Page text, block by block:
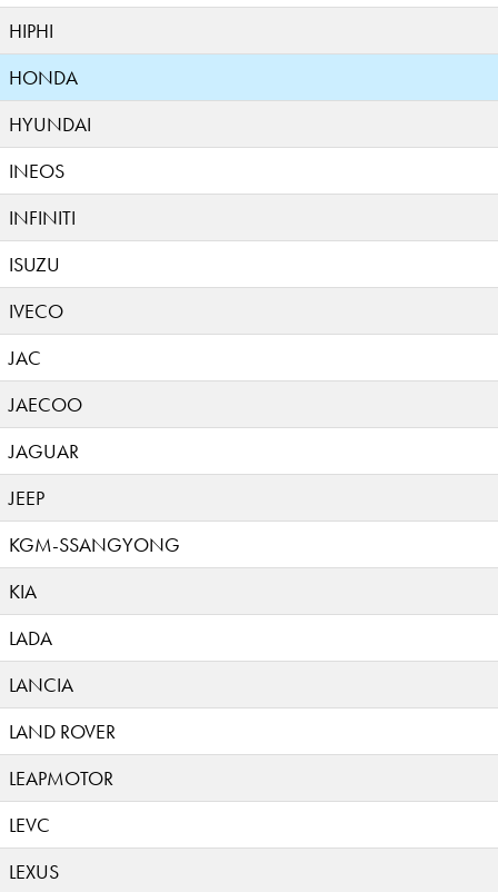
HIPHI
HONDA
HYUNDAI
INEOS
INFINITI
ISUZU
IVECO
JAC
JAECOO
JAGUAR
JEEP
KGM-SSANGYONG
KIA
LADA
LANCIA
LAND ROVER
LEAPMOTOR
LEVC
LEXUS